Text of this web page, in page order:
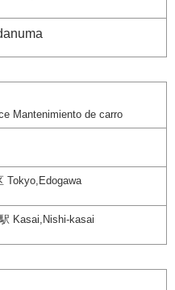
Mantenimiento de carro
Tokyo,Edogawa
Kasai,Nishi-kasai